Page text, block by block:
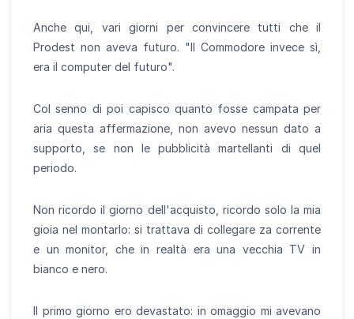
Anche qui, vari giorni per convincere tutti che il
Prodest non aveva futuro. "Il Commodore invece sì,
era il computer del futuro".
Col senno di poi capisco quanto fosse campata per
aria questa affermazione, non avevo nessun dato a
supporto, se non le pubblicità martellanti di quel
periodo.
Non ricordo il giorno dell'acquisto, ricordo solo la mia
gioia nel montarlo: si trattava di collegare za corrente
e un monitor, che in realtà era una vecchia TV in
bianco e nero.
Il primo giorno ero devastato: in omaggio mi avevano